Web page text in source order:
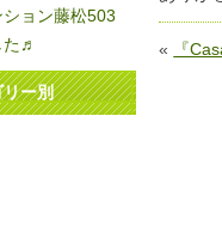
«
『
ション藤松503
た♬
ー別